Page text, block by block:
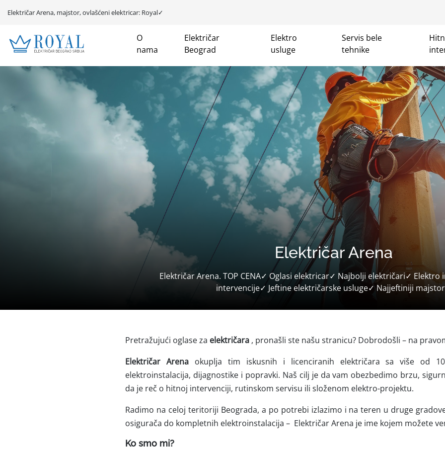
Električar Arena, majstor, ovlašćeni elektricar: Royal✓
O
nama
Električar
Beograd
Elektro
usluge
Servis bele
tehnike
Električar Arena
Električar Arena. TOP CENA✓ Oglasi elektricar✓ Najbolji električari✓
intervencije✓ Jeftine električarske usluge✓ Najjeftiniji
Pretražujući oglase za električara , pronašli ste našu stranicu? Dobrodošli – na
Električar Arenaokuplja tim iskusnih i licenciranih električara sa više od
elektroinstalacija, dijagnostike i popravki. Naš cilj je da vam obezbedimo brzu,
da je reč o hitnoj intervenciji, rutinskom servisu ili složenom elektro-projektu.
Radimo na celoj teritoriji Beograda, a po potrebi izlazimo i na teren u druge
osigurača do kompletnih elektroinstalacija – Električar Arena je ime kojem možete
Ko smo mi?